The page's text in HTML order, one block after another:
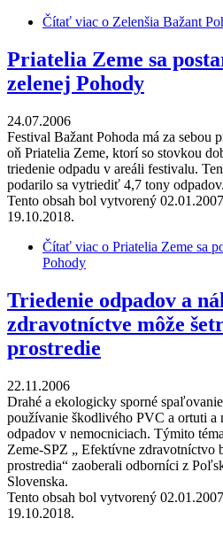
Čítať viac o Zelenšia Bažant
Priatelia Zeme sa
zelenej Pohody
24.07.2006
Festival Bažant Pohoda má za sebou
oň Priatelia Zeme, ktorí so stovkou
triedenie odpadu v areáli festivalu.
podarilo sa vytriediť 4,7 tony odpadov.
Tento obsah bol vytvorený
19.10.2018.
Čítať viac o Priatelia Zeme sa
Pohody
Triedenie odpadov a
zdravotníctve môže
prostredie
22.11.2006
Drahé a ekologicky sporné
používanie škodlivého PVC a ortuti a
odpadov v nemocniciach. Týmito
Zeme-SPZ „ Efektívne zdravotníctvo
prostredia“ zaoberali odborníci z
Slovenska.
Tento obsah bol vytvorený
19.10.2018.